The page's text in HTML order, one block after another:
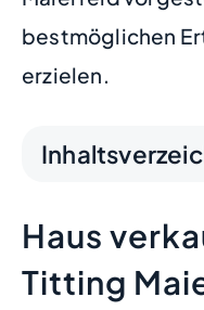
bestmöglichen
erzielen.
Haus
Titting